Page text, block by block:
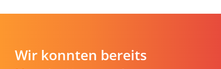
Wir konnten bereits